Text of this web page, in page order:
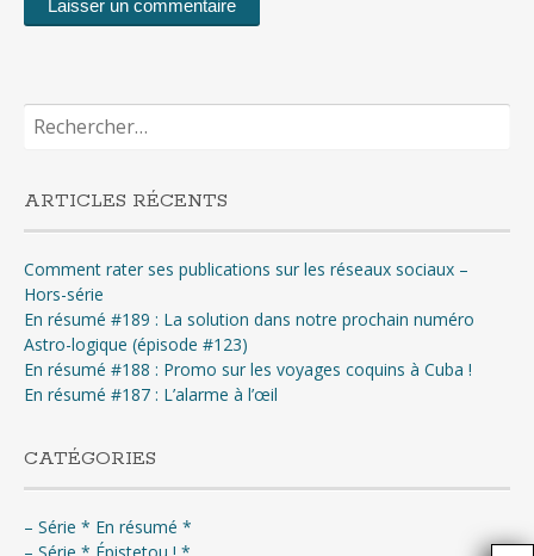
ARTICLES RÉCENTS
Comment rater ses publications sur les réseaux sociaux –
Hors-série
En résumé #189 : La solution dans notre prochain numéro
Astro-logique (épisode #123)
En résumé #188 : Promo sur les voyages coquins à Cuba !
En résumé #187 : L’alarme à l’œil
CATÉGORIES
– Série * En résumé *